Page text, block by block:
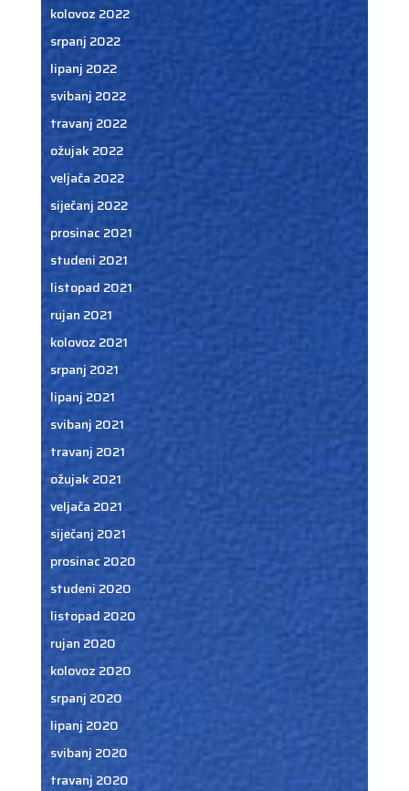
kolovoz 2022
srpanj 2022
lipanj 2022
svibanj 2022
travanj 2022
ožujak 2022
veljača 2022
siječanj 2022
prosinac 2021
studeni 2021
listopad 2021
rujan 2021
kolovoz 2021
srpanj 2021
lipanj 2021
svibanj 2021
travanj 2021
ožujak 2021
veljača 2021
siječanj 2021
prosinac 2020
studeni 2020
listopad 2020
rujan 2020
kolovoz 2020
srpanj 2020
lipanj 2020
svibanj 2020
travanj 2020